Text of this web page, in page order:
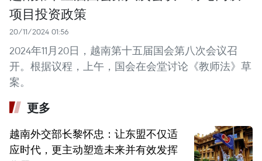
项目投资政策
20/11/2024 01:56
2024年11月20日，越南第十五届国会第八次会议召
开。根据议程，上午，国会在会堂讨论《教师法》草
案。
更多
越南外交部长黎怀忠：让东盟不仅适
应时代，更主动塑造未来并有效发挥